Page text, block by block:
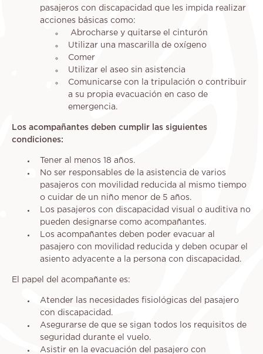
pasajeros con discapacidad que les impida realizar
acciones básicas como:
Abrocharse y quitarse el cinturón
Utilizar una mascarilla de oxígeno
Comer
Utilizar el aseo sin asistencia
Comunicarse con la tripulación o contribuir
a su propia evacuación en caso de
emergencia.
Los acompañantes deben cumplir las siguientes
condiciones:
Tener al menos 18 años.
No ser responsables de la asistencia de varios
pasajeros con movilidad reducida al mismo tiempo
o cuidar de un niño menor de 5 años.
Los pasajeros con discapacidad visual o auditiva no
pueden designarse como acompañantes.
Los acompañantes deben poder evacuar al
pasajero con movilidad reducida y deben ocupar el
asiento adyacente a la persona con discapacidad.
El papel del acompañante es:
Atender las necesidades fisiológicas del pasajero
con discapacidad.
Asegurarse de que se sigan todos los requisitos de
seguridad durante el vuelo.
Asistir en la evacuación del pasajero con